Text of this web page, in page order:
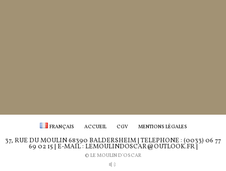
FRANÇAIS ACCUEIL CGV MENTIONS LÉGALES
37, RUE DU MOULIN 68390 BALDERSHEIM | TÉLÉPHONE : (0033) 06 77
69 02 15 | E-MAIL : LEMOULINDOSCAR@OUTLOOK.FR |
© LE MOULIN D'OSCAR